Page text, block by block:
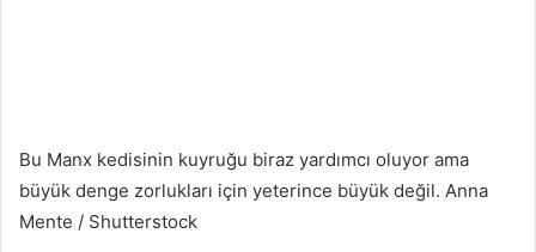
Bu Manx kedisinin kuyruğu biraz yardımcı oluyor ama
büyük denge zorlukları için yeterince büyük değil. Anna
Mente / Shutterstock